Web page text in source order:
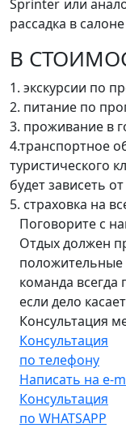
Sprinter или
рассадка в
В
1. экскурсии по
2. питание по
3. проживание в
4.транспортное
туристического
будет зависеть
5. страховка на
Поговорите с
Отдых должен
положительные
команда
если дело
Консультация
Консультация
по телефону
Написать на e-
Консультация
по WHATSAPP